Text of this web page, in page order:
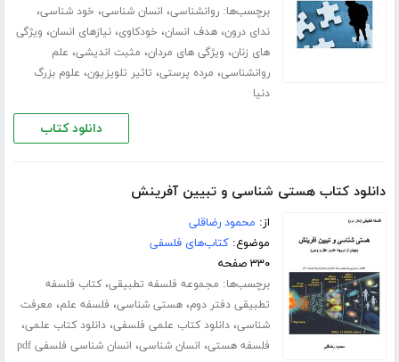
برچسب‌ها:روانشناسی، انسان شناسی، خود شناسی،
ندای درون،هدف انسان، خودکاوی،نیازهای انسان، ویژگی
های زنان، ویژگی های مردان، مثبت اندیشی، علم
روانشناسی، مرده پرستی، تاثیر تلویزیون، علوم بزرگ
دنیا
دانلود کتاب
دانلود کتاب هستی شناسی و تبیین آفرینش
از: محمود رضاقلی
موضوع:کتاب‌های فلسفی
۳۳۰ صفحه
برچسب‌ها: مجموعه فلسفه تطبیقی،کتاب فلسفه
تطبیقی دفتر دوم،هستی شناسی، فلسفه علم، معرفت
شناسی،دانلود کتاب علمی فلسفی،دانلود کتاب علمی،
فلسفه هستی، انسان شناسی، انسان شناسی فلسفی pdf